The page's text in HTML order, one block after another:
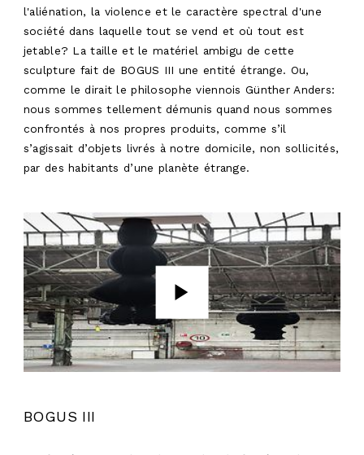
l'aliénation, la violence et le caractère spectral d'une
société dans laquelle tout se vend et où tout est
jetable? La taille et le matériel ambigu de cette
sculpture fait de BOGUS III une entité étrange. Ou,
comme le dirait le philosophe viennois Günther Anders:
nous sommes tellement démunis quand nous sommes
confrontés à nos propres produits, comme s’il
s’agissait d’objets livrés à notre domicile, non sollicités,
par des habitants d’une planète étrange.
BOGUS III